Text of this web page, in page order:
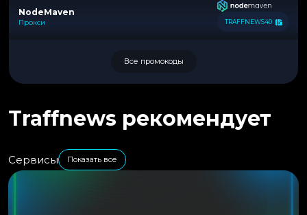
NodeMaven
Прокси TRAFFNEWS40
Все промокоды
Traffnews рекомендует
Сервисы Показать все